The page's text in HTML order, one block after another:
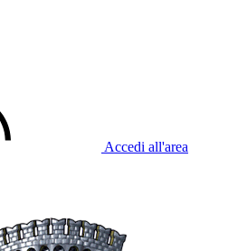
Accedi all'area